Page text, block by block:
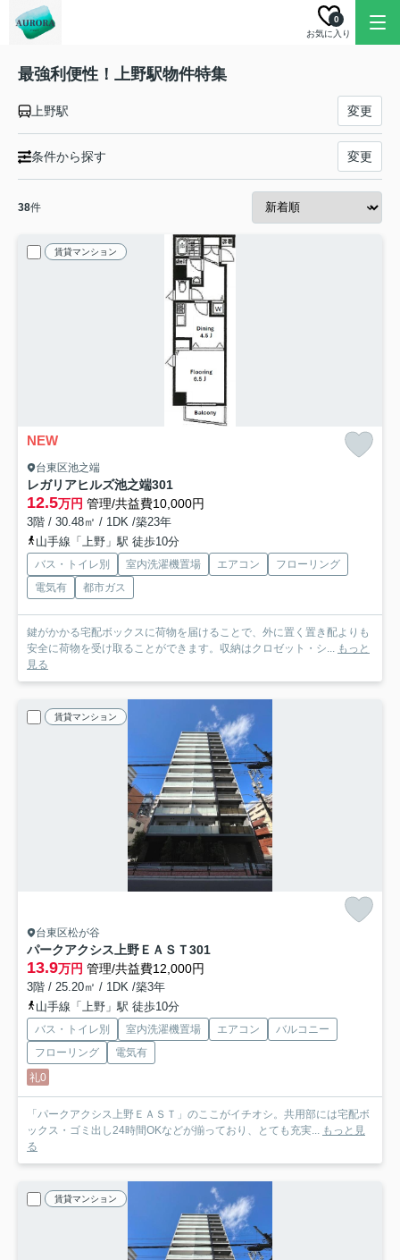
お気に入り
0
最強利便性！上野駅物件特集
上野駅 変更
条件から探す 変更
38件
賃貸マンション
NEW
台東区池之端
レガリアヒルズ池之端301
12.5万円 管理/共益費10,000円
3階 / 30.48㎡ / 1DK /築23年
山手線「上野」駅 徒歩10分
バス・トイレ別 室内洗濯機置場 エアコン
フローリング
電気有
都市ガス
鍵がかかる宅配ボックスに荷物を届けることで、外に置く置き配よりも
安全に荷物を受け取ることができます。収納はクロゼット・シ... もっと
見る
賃貸マンション
台東区松が谷
パークアクシス上野ＥＡＳＴ301
13.9万円 管理/共益費12,000円
3階 / 25.20㎡ / 1DK /築3年
山手線「上野」駅 徒歩10分
バス・トイレ別 室内洗濯機置場 エアコン
バルコニー
フローリング
電気有
礼0
「パークアクシス上野ＥＡＳＴ」のここがイチオシ。共用部には宅配ボ
ックス・ゴミ出し24時間OKなどが揃っており、とても充実... もっと見
る
賃貸マンション